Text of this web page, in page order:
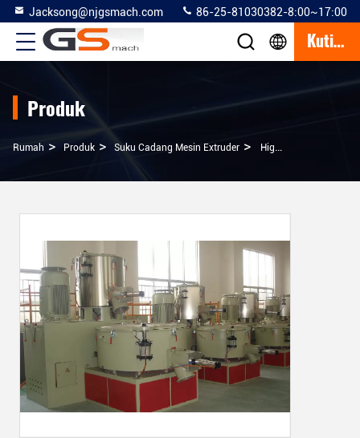
Jacksong@njgsmach.com 86-25-81030382-8:00~17:00
Kutipan
Produk
Rumah > Produk > Suku Cadang Mesin Extruder > High / Low Speed ​​Mixer Extruder Machine Parts Dengan 500L / 1000L 800-1000kg / H